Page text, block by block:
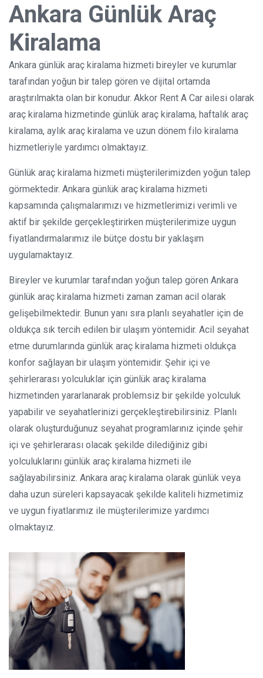
Ankara Günlük Araç
Kiralama
Ankara günlük araç kiralama hizmeti bireyler ve kurumlar
tarafından yoğun bir talep gören ve dijital ortamda
araştırılmakta olan bir konudur. Akkor Rent A Car ailesi olarak
araç kiralama hizmetinde günlük araç kiralama, haftalık araç
kiralama, aylık araç kiralama ve uzun dönem filo kiralama
hizmetleriyle yardımcı olmaktayız.
Günlük araç kiralama hizmeti müşterilerimizden yoğun talep
görmektedir. Ankara günlük araç kiralama hizmeti
kapsamında çalışmalarımızı ve hizmetlerimizi verimli ve
aktif bir şekilde gerçekleştirirken müşterilerimize uygun
fiyatlandırmalarımız ile bütçe dostu bir yaklaşım
uygulamaktayız.
Bireyler ve kurumlar tarafından yoğun talep gören Ankara
günlük araç kiralama hizmeti zaman zaman acil olarak
gelişebilmektedir. Bunun yanı sıra planlı seyahatler için de
oldukça sık tercih edilen bir ulaşım yöntemidir. Acil seyahat
etme durumlarında günlük araç kiralama hizmeti oldukça
konfor sağlayan bir ulaşım yöntemidir. Şehir içi ve
şehirlerarası yolculuklar için günlük araç kiralama
hizmetinden yararlanarak problemsiz bir şekilde yolculuk
yapabilir ve seyahatlerinizi gerçekleştirebilirsiniz. Planlı
olarak oluşturduğunuz seyahat programlarınız içinde şehir
içi ve şehirlerarası olacak şekilde dilediğiniz gibi
yolculuklarını günlük araç kiralama hizmeti ile
sağlayabilirsiniz. Ankara araç kiralama olarak günlük veya
daha uzun süreleri kapsayacak şekilde kaliteli hizmetimiz
ve uygun fiyatlarımız ile müşterilerimize yardımcı
olmaktayız.